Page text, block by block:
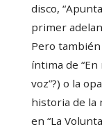
disco,
primer
Pero
íntima de “En
voz”?) o la
historia de la
en “La